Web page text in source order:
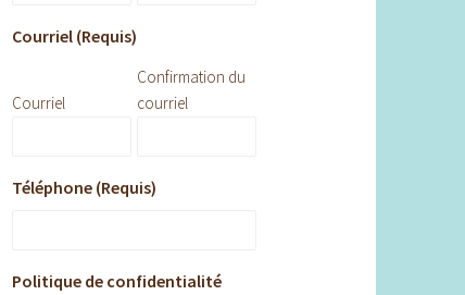
Courriel (Requis)
Courriel
Confirmation du
courriel
Téléphone (Requis)
Politique de confidentialité